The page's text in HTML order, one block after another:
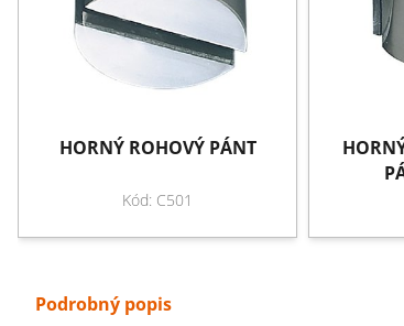
HORNÝ ROHOVÝ PÁNT
Kód: C501
Podrobný popis